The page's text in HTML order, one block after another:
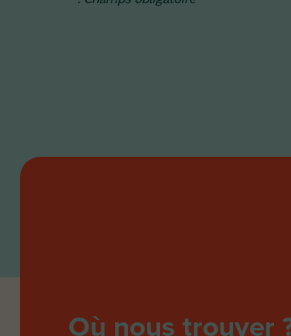
Où nous trouver